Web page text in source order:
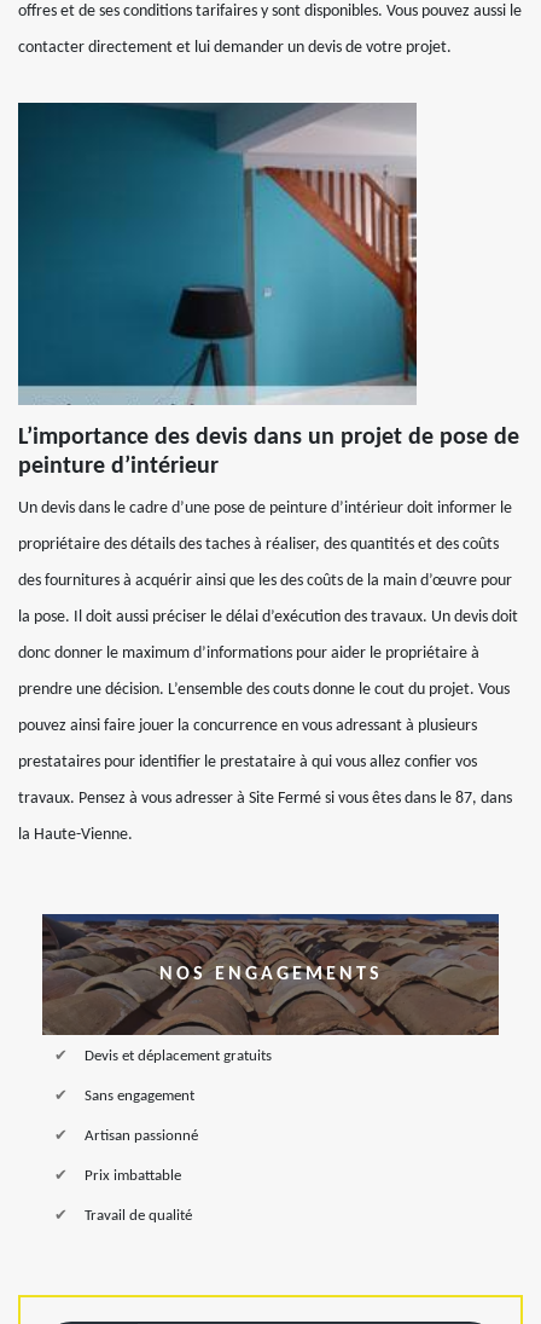
offres et de ses conditions tarifaires y sont disponibles. Vous pouvez aussi le
contacter directement et lui demander un devis de votre projet.
L’importance des devis dans un projet de pose de
peinture d’intérieur
Un devis dans le cadre d’une pose de peinture d’intérieur doit informer le
propriétaire des détails des taches à réaliser, des quantités et des coûts
des fournitures à acquérir ainsi que les des coûts de la main d’œuvre pour
la pose. Il doit aussi préciser le délai d’exécution des travaux. Un devis doit
donc donner le maximum d’informations pour aider le propriétaire à
prendre une décision. L’ensemble des couts donne le cout du projet. Vous
pouvez ainsi faire jouer la concurrence en vous adressant à plusieurs
prestataires pour identifier le prestataire à qui vous allez confier vos
travaux. Pensez à vous adresser à Site Fermé si vous êtes dans le 87, dans
la Haute-Vienne.
NOS ENGAGEMENTS
Devis et déplacement gratuits
Sans engagement
Artisan passionné
Prix imbattable
Travail de qualité